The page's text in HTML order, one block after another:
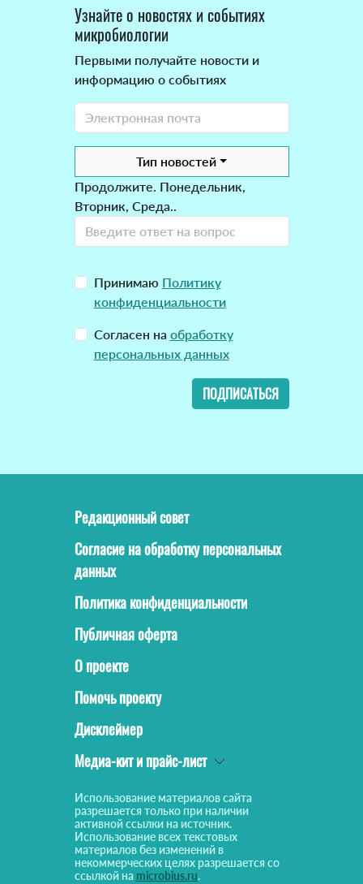
Узнайте о новостях и событиях
микробиологии
Первыми получайте новости и
информацию о событиях
Тип новостей
Продолжите. Понедельник,
Вторник, Среда..
Принимаю Политику
конфиденциальности
Согласен на обработку
персональных данных
ПОДПИСАТЬСЯ
Редакционный совет
Согласие на обработку персональных
данных
Политика конфиденциальности
Публичная оферта
О проекте
Помочь проекту
Дисклеймер
Медиа-кит и прайс-лист
Использование материалов сайта
разрешается только при наличии
активной ссылки на источник.
Использование всех текстовых
материалов без изменений в
некоммерческих целях разрешается со
ссылкой на microbius.ru.